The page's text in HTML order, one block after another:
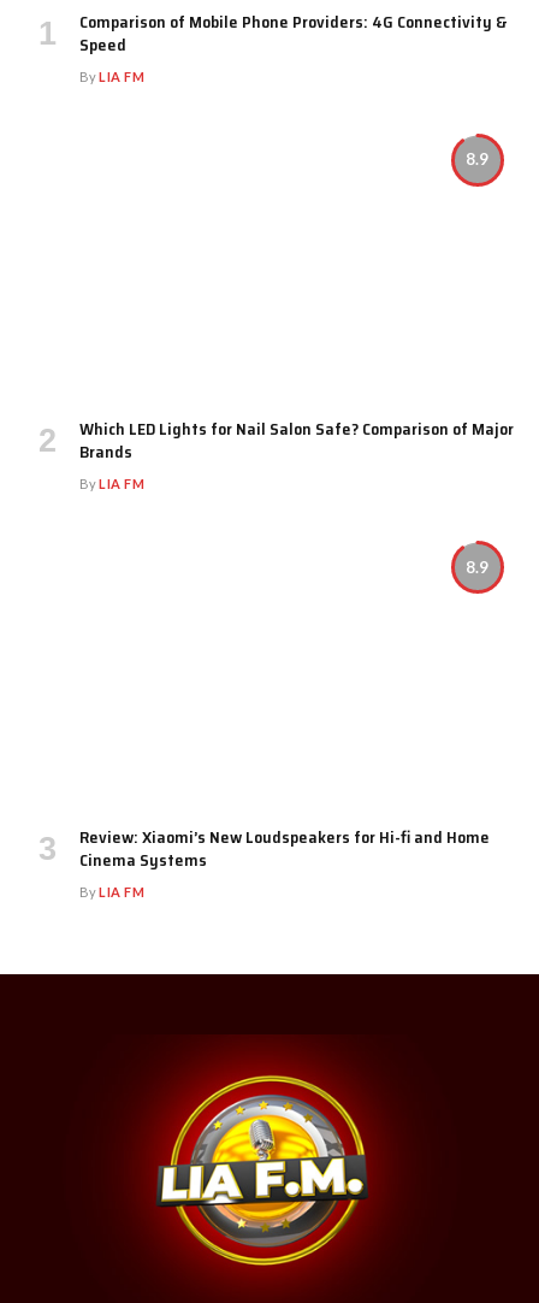
Comparison of Mobile Phone Providers: 4G Connectivity &
Speed
ByLIA FM
8.9
Which LED Lights for Nail Salon Safe? Comparison of Major
Brands
ByLIA FM
8.9
Review: Xiaomi’s New Loudspeakers for Hi-fi and Home
Cinema Systems
ByLIA FM